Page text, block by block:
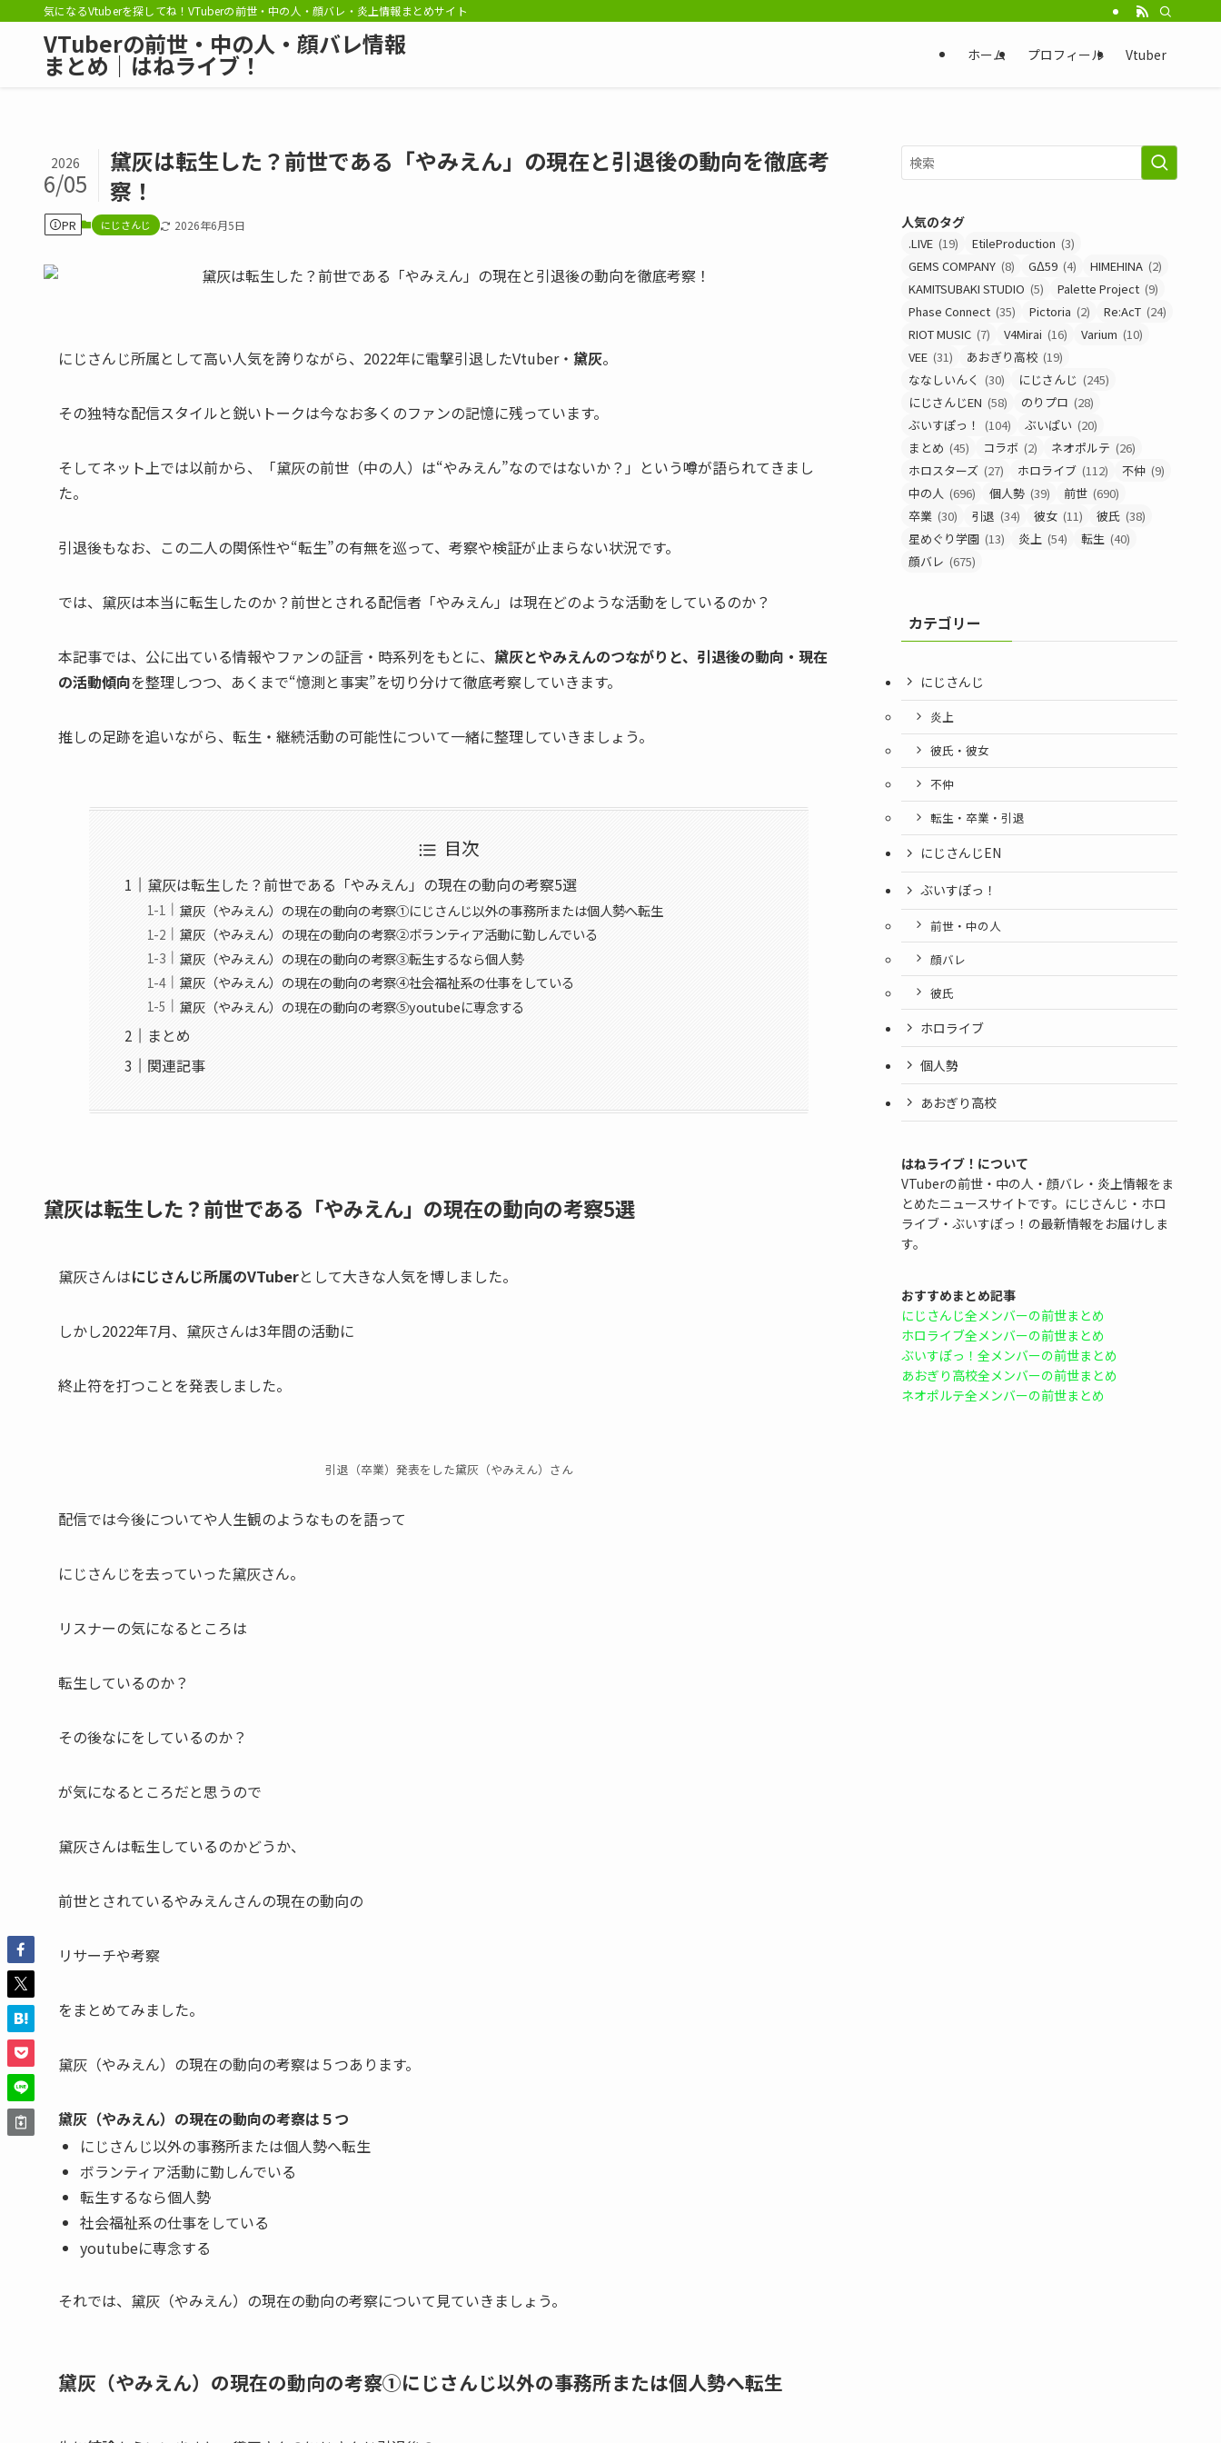
気になるVtuberを探してね！VTuberの前世・中の人・顔バレ・炎上情報まとめサイト
VTuberの前世・中の人・顔バレ情報
まとめ｜はねライブ！ ホーム プロフィール Vtuber
黛灰は転生した？前世である「やみえん」の現在と引退後の動向を徹底考
察！
2026
6/05
PR にじさんじ 2026年6月5日
にじさんじ所属として高い人気を誇りながら、2022年に電撃引退したVtuber・ 黛灰。
その独特な配信スタイルと鋭いトークは今なお多くのファンの記憶に残っています。
そしてネット上では以前から、「黛灰の前世（中の人）は“やみえん”なのではないか？」という噂が語られてきまし
た。
引退後もなお、この二人の関係性や“転生”の有無を巡って、考察や検証が止まらない状況です。
では、黛灰は本当に転生したのか？前世とされる配信者「やみえん」は現在どのような活動をしているのか？
本記事では、公に出ている情報やファンの証言・時系列をもとに、 黛灰とやみえんのつながりと、引退後の動向・現在
の活動傾向を整理しつつ、あくまで“憶測と事実”を切り分けて徹底考察していきます。
推しの足跡を追いながら、転生・継続活動の可能性について一緒に整理していきましょう。
目次
黛灰は転生した？前世である「やみえん」の現在の動向の考察5選
黛灰（やみえん）の現在の動向の考察①にじさんじ以外の事務所または個人勢へ転生
黛灰（やみえん）の現在の動向の考察②ボランティア活動に勤しんでいる
黛灰（やみえん）の現在の動向の考察③転生するなら個人勢
黛灰（やみえん）の現在の動向の考察④社会福祉系の仕事をしている
黛灰（やみえん）の現在の動向の考察⑤youtubeに専念する
まとめ
関連記事
黛灰は転生した？前世である「やみえん」の現在の動向の考察5選
黛灰さんはにじさんじ所属のVTuberとして大きな人気を博しました。
しかし2022年7月、黛灰さんは3年間の活動に
終止符を打つことを発表しました。
引退（卒業）発表をした黛灰（やみえん）さん
配信では今後についてや人生観のようなものを語って
にじさんじを去っていった黛灰さん。
リスナーの気になるところは
転生しているのか？
その後なにをしているのか？
が気になるところだと思うので
黛灰さんは転生しているのかどうか、
前世とされているやみえんさんの現在の動向の
リサーチや考察
をまとめてみました。
黛灰（やみえん）の現在の動向の考察は５つあります。
黛灰（やみえん）の現在の動向の考察は５つ
にじさんじ以外の事務所または個人勢へ転生
ボランティア活動に勤しんでいる
転生するなら個人勢
社会福祉系の仕事をしている
youtubeに専念する
それでは、黛灰（やみえん）の現在の動向の考察について見ていきましょう。
黛灰（やみえん）の現在の動向の考察①にじさんじ以外の事務所または個人勢へ転生
人気のタグ
.LIVE (19) EtileProduction (3)
GEMS COMPANY (8) GΔ59 (4) HIMEHINA (2)
KAMITSUBAKI STUDIO (5) Palette Project (9)
Phase Connect (35) Pictoria (2) Re:AcT (24)
RIOT MUSIC (7) V4Mirai (16) Varium (10)
VEE (31) あおぎり高校 (19)
ななしいんく (30) にじさんじ (245)
にじさんじEN (58) のりプロ (28)
ぶいすぽっ！
(104) ぶいぱい (20)
まとめ (45) コラボ (2) ネオポルテ (26)
ホロスターズ (27) ホロライブ (112) 不仲 (9)
中の人 (696) 個人勢 (39) 前世 (690)
卒業 (30) 引退 (34) 彼女 (11) 彼氏 (38)
星めぐり学園 (13) 炎上 (54) 転生 (40)
顔バレ (675)
カテゴリー
にじさんじ
炎上
彼氏・彼女
不仲
転生・卒業・引退
にじさんじEN
ぶいすぽっ！
前世・中の人
顔バレ
彼氏
ホロライブ
個人勢
あおぎり高校
はねライブ！について
VTuberの前世・中の人・顔バレ・炎上情報をま
とめたニュースサイトです。にじさんじ・ホロ
ライブ・ぶいすぽっ！の最新情報をお届けしま
す。
おすすめまとめ記事
にじさんじ全メンバーの前世まとめ
ホロライブ全メンバーの前世まとめ
ぶいすぽっ！全メンバーの前世まとめ
あおぎり高校全メンバーの前世まとめ
ネオポルテ全メンバーの前世まとめ